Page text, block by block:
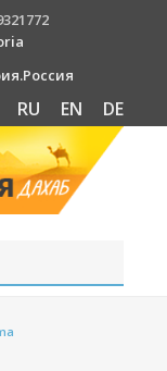
RU EN DE